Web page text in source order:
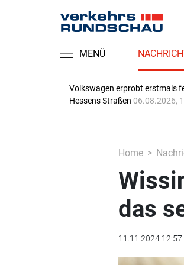
MENÜ
Volkswagen erprobt erstmals
Hessens Straßen 06.08.2026,
Home
das
11.11.2024 12:57